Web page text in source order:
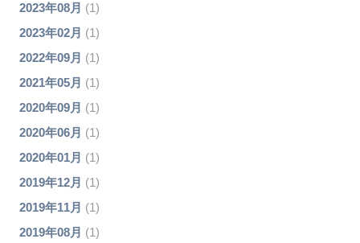
2023年08月 (1)
2023年02月 (1)
2022年09月 (1)
2021年05月 (1)
2020年09月 (1)
2020年06月 (1)
2020年01月 (1)
2019年12月 (1)
2019年11月 (1)
2019年08月 (1)